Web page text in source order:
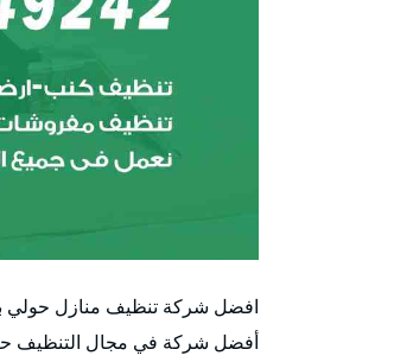
افضل شركة تنظيف منازل حولي
أفضل شركة في مجال التنظيف